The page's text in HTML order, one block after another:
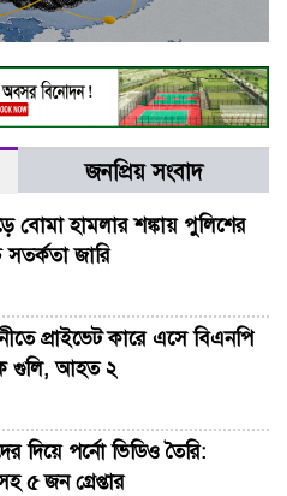
জনপ্রিয় সংবাদ
বোমা হামলার শঙ্কায় পুলিশের
সতর্কতা জারি
প্রাইভেট কারে এসে বিএনপি
গুলি, আহত ২
দিয়ে পর্নো ভিডিও তৈরি:
৫ জন গ্রেপ্তার